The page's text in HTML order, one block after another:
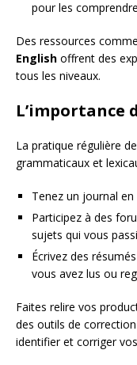
pour les
Des ressources
English offrent des
tous les niveaux.
L’importance
La pratique régulière
grammaticaux et
Tenez un journal en
Participez à des
sujets qui vous
Écrivez des
vous avez lus ou
Faites relire vos
des outils de
identifier et corriger